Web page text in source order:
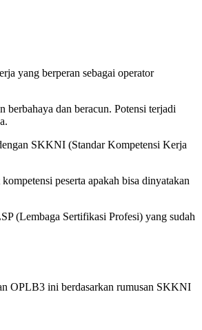
yang berperan sebagai operator
dan beracun. Potensi terjadi
SKKNI (Standar Kompetensi Kerja
peserta apakah bisa dinyatakan
(Lembaga Sertifikasi Profesi) yang sudah
OPLB3 ini berdasarkan rumusan SKKNI